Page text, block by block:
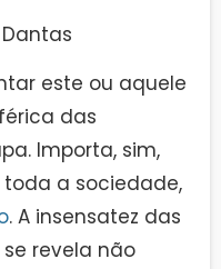
este ou aquele
das
Importa, sim,
a sociedade,
. A insensatez das
se revela não